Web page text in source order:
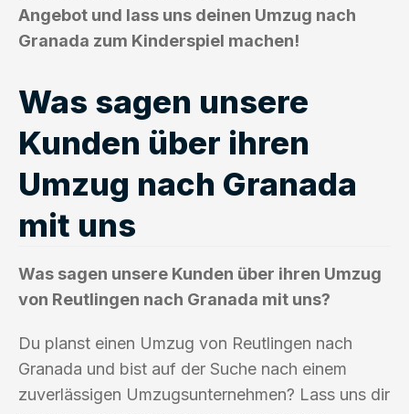
Angebot und lass uns deinen Umzug nach
Granada zum Kinderspiel machen!
Was sagen unsere
Kunden über ihren
Umzug nach Granada
mit uns
Was sagen unsere Kunden über ihren Umzug
von Reutlingen nach Granada mit uns?
Du planst einen Umzug von Reutlingen nach
Granada und bist auf der Suche nach einem
zuverlässigen Umzugsunternehmen? Lass uns dir